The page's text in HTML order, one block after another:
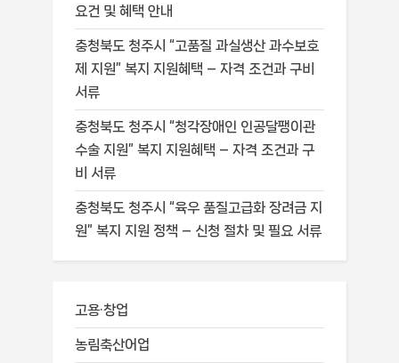
요건 및 혜택 안내
충청북도 청주시 “고품질 과실생산 과수보호
제 지원” 복지 지원혜택 – 자격 조건과 구비
서류
충청북도 청주시 “청각장애인 인공달팽이관
수술 지원” 복지 지원혜택 – 자격 조건과 구
비 서류
충청북도 청주시 “육우 품질고급화 장려금 지
원” 복지 지원 정책 – 신청 절차 및 필요 서류
고용·창업
농림축산어업